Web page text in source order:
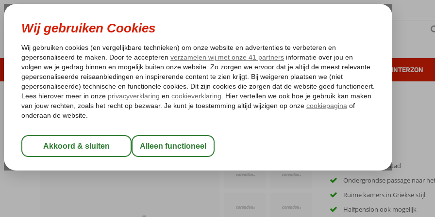
LAST MINUTE ZOMER 2026 ZONVAKANTIE VERRE REIZEN ALL INCLUSIVE WINTERZON
Pakketgarantie Laagsteprijsgarantie* Gratis annuleren*
Home
Griekenland Rhodos
Rhodos Beach
Logies en ontbijt Hotel
Vlakbij Rhodos-Stad
Ondergrondse passage naar
Ruime kamers in Griekse stijl
Halfpension ook mogelijk